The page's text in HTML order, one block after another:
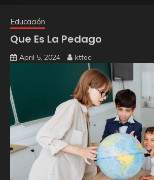
Educación
Que Es La Pedago
April 5, 2024 ktfec